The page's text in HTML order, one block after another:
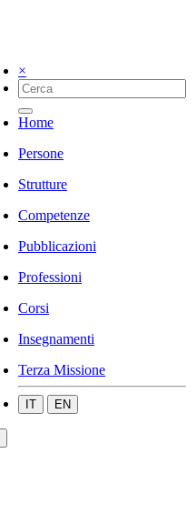
×
Home
Persone
Strutture
Competenze
Pubblicazioni
Professioni
Corsi
Insegnamenti
Terza Missione
IT EN